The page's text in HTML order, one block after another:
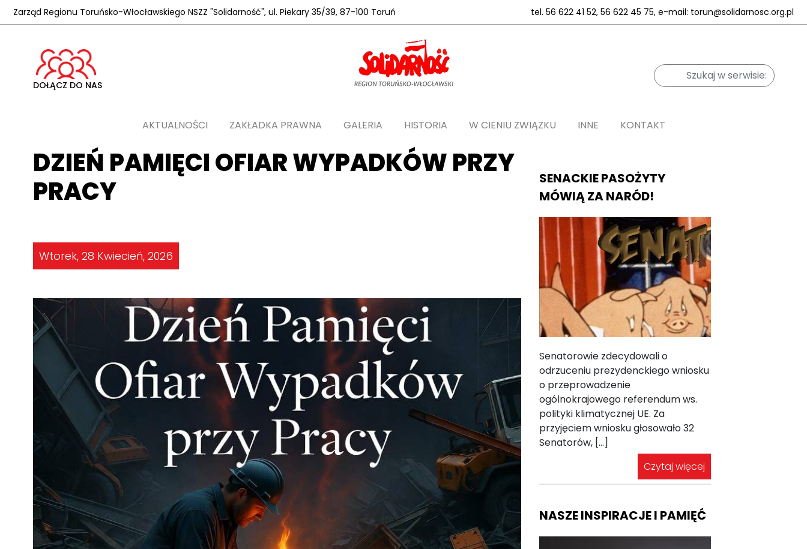
Zarząd Regionu Toruńsko-Włocławskiego NSZZ "Solidarność", ul. Piekary 35/39, 87-100 Toruń tel. 56 622 41 52, 56 622 45 75, e-mail: torun@solidarnosc.org.pl
DOŁĄCZ DO NAS
AKTUALNOŚCI ZAKŁADKA PRAWNA GALERIA HISTORIA W CIENIU ZWIĄZKU INNE KONTAKT
DZIEŃ PAMIĘCI OFIAR WYPADKÓW PRZY
PRACY
Wtorek, 28 Kwiecień, 2026
SENACKIE PASOŻYTY
MÓWIĄ ZA NARÓD!
Senatorowie zdecydowali o
odrzuceniu prezydenckiego wniosku
o przeprowadzenie
ogólnokrajowego referendum ws.
polityki klimatycznej UE. Za
przyjęciem wniosku głosowało 32
Senatorów, […]
Czytaj więcej
NASZE INSPIRACJE I PAMIĘĆ